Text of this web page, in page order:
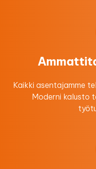
Kaikki asentajamme
Moderni kalusto